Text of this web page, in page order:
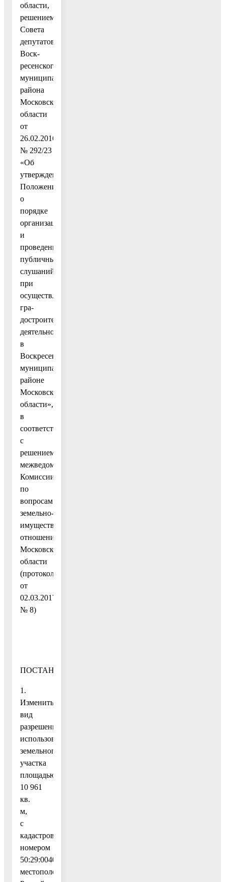
области,
решением
Совета
депутатов
Воск-
ресенского
муниципального
района
Московской
области
от
26.02.2016
№ 292/23
«Об
утверждении
Положения
о
порядке
организации
и
проведении
публичных
слушаний
при
осуществлении
гра-
достроительной
деятельности
в
Воскресенском
муниципальном
районе
Московской
области»,
в
соответствии
с
решением
межведомственной
Комиссии
по
вопросам
земельно-
имущественных
отношений
Московской
области
(протокол
от
02.03.2017
№ 8)
ПОСТАНОВЛЯЮ:
1.
Изменить
вид
разрешенного
использования
земельного
участка
площадью
10 961
кв.
м,
с
кадастровым
номером
50:29:0040253:46,
местоположение: